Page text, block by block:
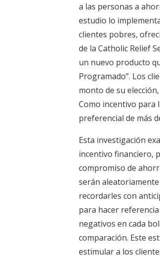
a las personas a
estudio lo
clientes pobres,
de la Catholic Relief
un nuevo producto
Programado”. Los
monto de su
Como incentivo para
preferencial de más
Esta investigación
incentivo financiero,
compromiso de
serán
recordarles con
para hacer
negativos en cada
comparación. Este
estimular a los